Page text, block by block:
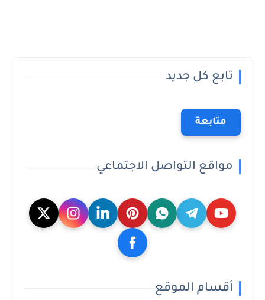
تابع كل جديد
متابعة
مواقع التواصل الاجتماعي
أقسام الموقع